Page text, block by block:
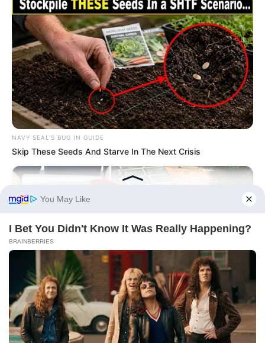
NAVY SEAL'S BUG IN GUIDE
Skip These Seeds And Starve In The Next Crisis
NAVY SEAL'S BUG IN GUIDE
Navy SEAL: This Is How You Really Protect A Generator From
An EMP